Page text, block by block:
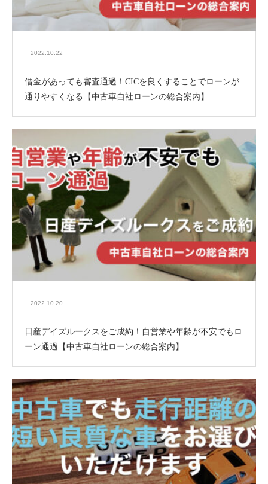
2022.10.22
借金があっても審査通過！CICを良くすることでローンが
通りやすくなる【中古車自社ローンの総合案内】
2022.10.20
日産デイズルークスをご成約！自営業や年齢が不安でもロ
ーン通過【中古車自社ローンの総合案内】